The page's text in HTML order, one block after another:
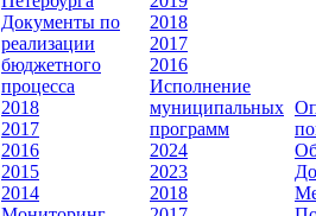
Документы по
реализации
бюджетного
процесса
2018
2017
2016
2015
2014
2018
2017
2016
Исполнение
муниципальных
программ
2024
2023
2018